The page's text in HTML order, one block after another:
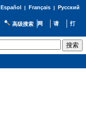
Español | Français| Русский
高级搜索